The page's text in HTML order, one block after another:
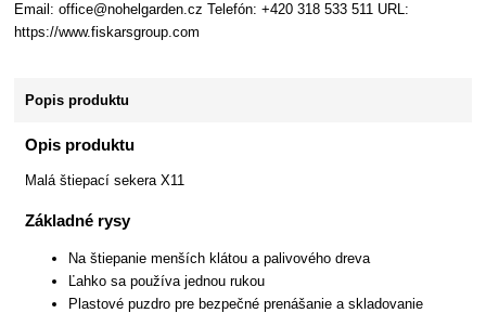
Email: office@nohelgarden.cz Telefón: +420 318 533 511 URL:
https://www.fiskarsgroup.com
Popis produktu
Opis produktu
Malá štiepací sekera X11
Základné rysy
Na štiepanie menších klátou a palivového dreva
Ľahko sa používa jednou rukou
Plastové puzdro pre bezpečné prenášanie a skladovanie